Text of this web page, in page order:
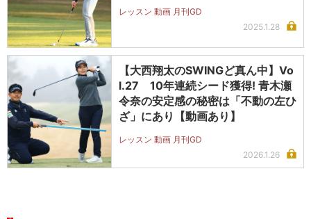
レッスン 動画 月刊GD
2025.1.28
【大西翔太のSWINGど真ん中】Vo
l.27 10年連続シード獲得! 青木瀬
令奈の安定感の秘密は「不動の左ひ
ざ」にあり【動画あり】
レッスン 動画 月刊GD
2026.1.26